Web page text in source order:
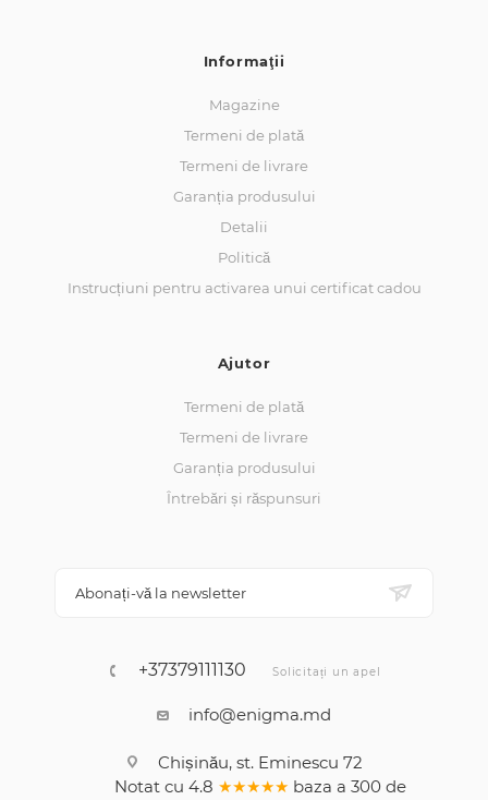
Informaţii
Magazine
Termeni de plată
Termeni de livrare
Garanția produsului
Detalii
Politică
Instrucțiuni pentru activarea unui certificat cadou
Ajutor
Termeni de plată
Termeni de livrare
Garanția produsului
Întrebări și răspunsuri
Abonați-vă la newsletter
+37379111130 Solicitați un apel
info@enigma.md
Chișinău, st. Eminescu 72
Notat cu 4.8 ★★★★★ baza a 300 de